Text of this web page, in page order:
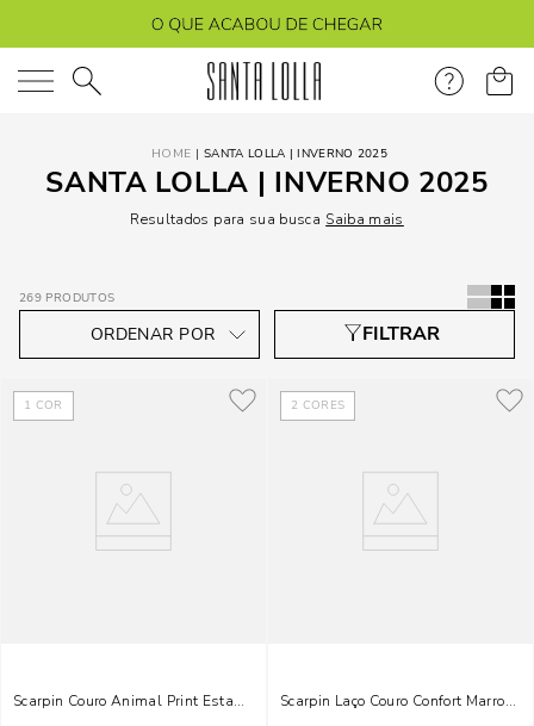
O que você está procurando?
SANTA LOLLA | INVERNO 2025
SANTA LOLLA | INVERNO 2025
Resultados para sua busca Saiba mais
269 PRODUTOS
1 COR
Scarpin Couro Animal Print Estampa Cobra Bico Fino Salto Algulha
2 CORES
Scarpin Laço Couro Confort Marrom